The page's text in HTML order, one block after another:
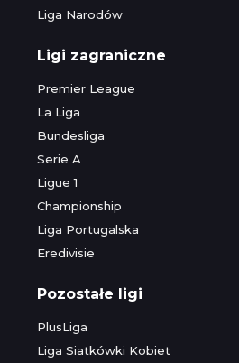
Liga Narodów
Ligi zagraniczne
Premier League
La Liga
Bundesliga
Serie A
Ligue 1
Championship
Liga Portugalska
Eredivisie
Pozostałe ligi
PlusLiga
Liga Siatkówki Kobiet